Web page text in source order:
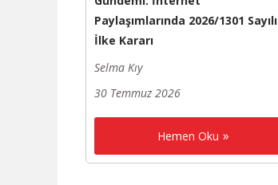
Paylaşımlarında 2026/1301 Sayılı
İlke Kararı
Selma Kıy
30 Temmuz 2026
Hemen Oku